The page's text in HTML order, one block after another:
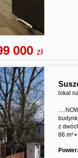
000 zł
lokal
z
86 m²